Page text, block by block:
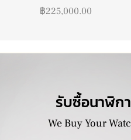
฿225,000.00
รับซื้อนาฬิก
We Buy Your